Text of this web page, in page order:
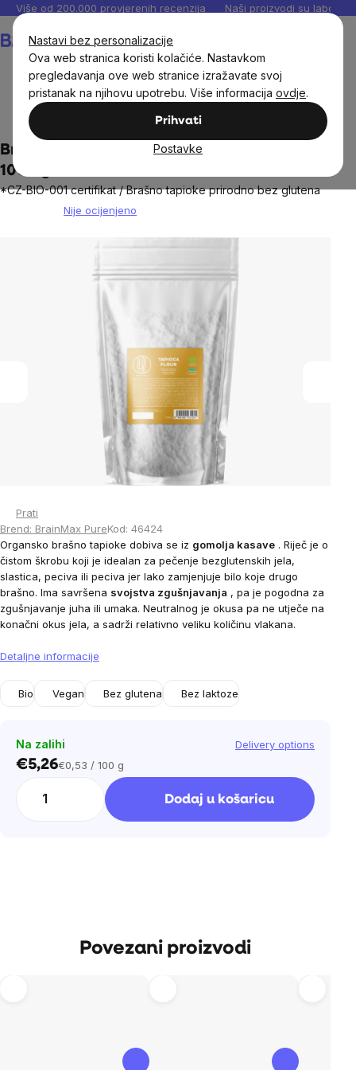
Nastavi bez personalizacije
Ova web stranica koristi kolačiće. Nastavkom
pregledavanja ove web stranice izražavate svoj
pristanak na njihovu upotrebu. Više informacija ovdje.
Prihvati
Postavke
Preskoči
sadržaj
Više od 200.000 provjerenih recenzija Naši proizvodi su
Brašna, mješavine i pudinzi
BrainMax Pure® Organic tapioka brašno,
1000 g
*CZ-BIO-001 certifikat / Brašno tapioke prirodno bez glutena
Nije ocijenjeno
Prati
Brend: BrainMax PureKod: 46424
Organsko brašno tapioke dobiva se iz gomolja kasave . Riječ je o
čistom škrobu koji je idealan za pečenje bezglutenskih jela,
slastica, peciva ili peciva jer lako zamjenjuje bilo koje drugo
brašno. Ima savršena svojstva zgušnjavanja , pa je pogodna za
zgušnjavanje juha ili umaka. Neutralnog je okusa pa ne utječe na
konačni okus jela, a sadrži relativno veliku količinu vlakana.
Detaljne informacije
Bio Vegan Bez glutena Bez laktoze
Na zalihi Delivery options
€5,26Cijena
€0,53 / 100 g
Dodaj u košaricu
Povezani proizvodi